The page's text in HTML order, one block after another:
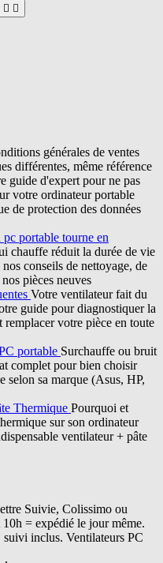
 
générales de ventes
différentes, même référence
guide d'expert pour ne pas
votre ordinateur portable
de protection des données
portable tourne en
chauffe réduit la durée de vie
conseils de nettoyage, de
pièces neuves
Votre ventilateur fait du
guide pour diagnostiquer la
votre pièce en toute
portable Surchauffe ou bruit
complet pour bien choisir
selon sa marque (Asus, HP,
Thermique Pourquoi et
sur son ordinateur
ventilateur + pâte
Suivie, Colissimo ou
= expédié le jour même.
inclus. Ventilateurs PC